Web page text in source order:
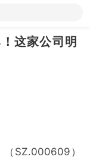
这家公司明
SZ.000609）